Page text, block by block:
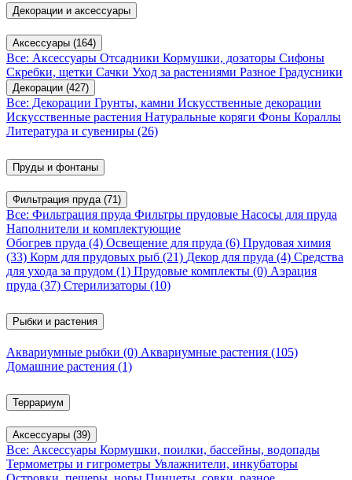
Декорации и аксессуары
Аксессуары (164)
Все: Аксессуары Отсадники Кормушки, дозаторы Сифоны
Скребки, щетки Сачки Уход за растениями Разное Градусники
Декорации (427)
Все: Декорации Грунты, камни Искусственные декорации
Искусственные растения Натуральные коряги Фоны Кораллы
Литература и сувениры (26)
Пруды и фонтаны
Фильтрация пруда (71)
Все: Фильтрация пруда Фильтры прудовые Насосы для пруда
Наполнители и комплектующие
Обогрев пруда (4) Освещение для пруда (6) Прудовая химия
(33) Корм для прудовых рыб (21) Декор для пруда (4) Средства
для ухода за прудом (1) Прудовые комплекты (0) Аэрация
пруда (37) Стерилизаторы (10)
Рыбки и растения
Аквариумные рыбки (0) Аквариумные растения (105)
Домашние растения (1)
Террариум
Аксессуары (39)
Все: Аксессуары Кормушки, поилки, бассейны, водопады
Термометры и гигрометры Увлажнители, инкубаторы